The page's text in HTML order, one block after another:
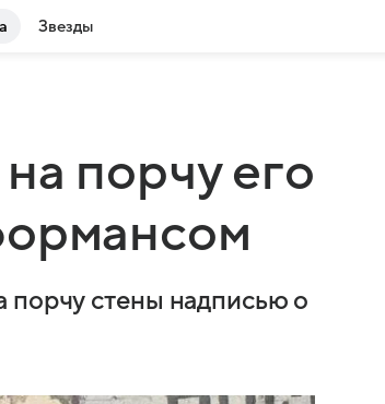
Звезды
порчу его
порчу стены надписью о